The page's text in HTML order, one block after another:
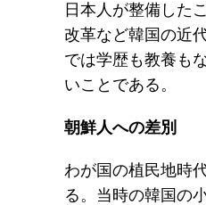
日本人が整備した
改革など韓国の近
では学歴も教養も
いことである。
朝鮮人への差別
わが国の植民地時
る。当時の韓国の